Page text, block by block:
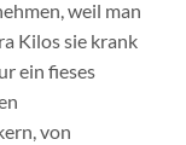
weil man
Kilos sie krank
ein fieses
von